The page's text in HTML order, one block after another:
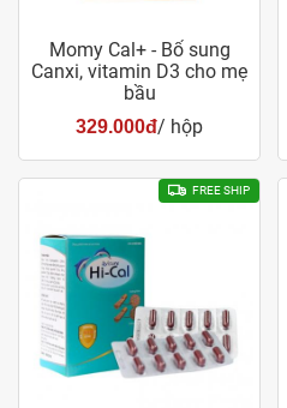
Momy Cal+ - Bổ sung
Canxi, vitamin D3 cho mẹ
bầu
329.000đ/ hộp
FREE SHIP